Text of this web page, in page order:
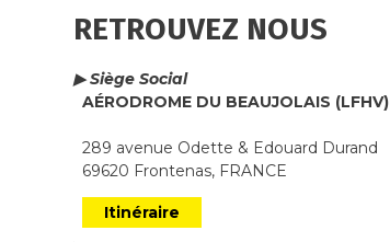
RETROUVEZ NOUS
▶ Siège Social
AÉRODROME DU BEAUJOLAIS (LFHV)
289 avenue Odette & Edouard Durand
69620 Frontenas, FRANCE
Itinéraire